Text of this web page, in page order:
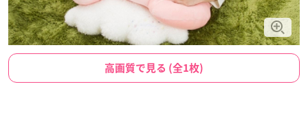
高画質で見る (全1枚)